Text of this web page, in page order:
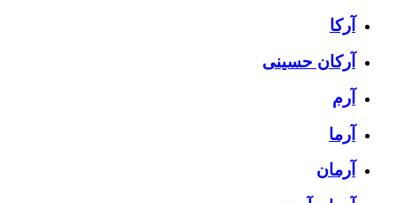
آرکا
آرکان حسینی
آرم
آرما
آرمان